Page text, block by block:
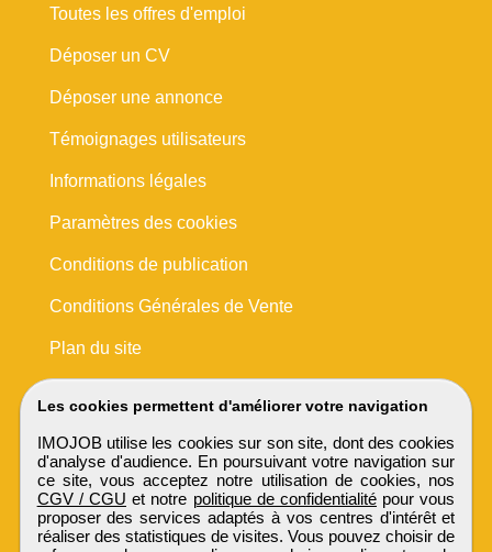
Les cookies permettent d'améliorer votre navigation
IMOJOB utilise les cookies sur son site, dont des cookies
d'analyse d'audience. En poursuivant votre navigation sur
ce site, vous acceptez notre utilisation de cookies, nos
CGV / CGU et notre politique de confidentialité pour vous
proposer des services adaptés à vos centres d'intérêt et
réaliser des statistiques de visites. Vous pouvez choisir de
Toutes les offres d'emploi
Déposer un CV
Déposer une annonce
Témoignages utilisateurs
Informations légales
Paramètres des cookies
Conditions de publication
Conditions Générales de Vente
Plan du site